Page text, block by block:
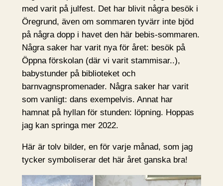
med varit på julfest. Det har blivit några besök i
Öregrund, även om sommaren tyvärr inte bjöd
på några dopp i havet den här bebis-sommaren.
Några saker har varit nya för året: besök på
Öppna förskolan (där vi varit stammisar..),
babystunder på biblioteket och
barnvagnspromenader. Några saker har varit
som vanligt: dans exempelvis. Annat har
hamnat på hyllan för stunden: löpning. Hoppas
jag kan springa mer 2022.
Här är tolv bilder, en för varje månad, som jag
tycker symboliserar det här året ganska bra!